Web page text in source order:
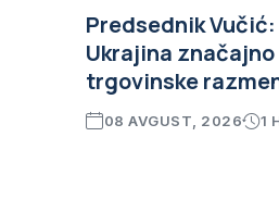
Predsednik
Ukrajina
trgovinske
08 AVGUST, 2026 1